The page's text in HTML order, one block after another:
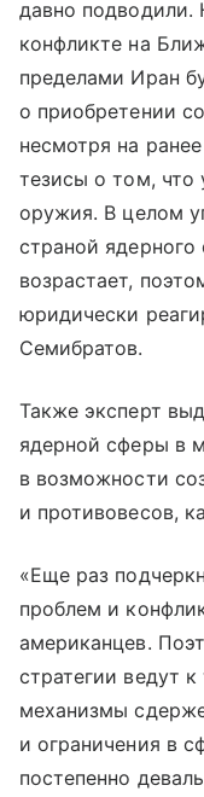
давно подводили.
конфликте на
пределами Иран
о приобретении
несмотря на
тезисы о том, что
оружия. В целом
страной
возрастает,
юридически
Семибратов.
Также эксперт
ядерной сферы в
в возможности
и противовесов,
«Еще раз
проблем и
американцев.
стратегии ведут
механизмы
и ограничения в
постепенно